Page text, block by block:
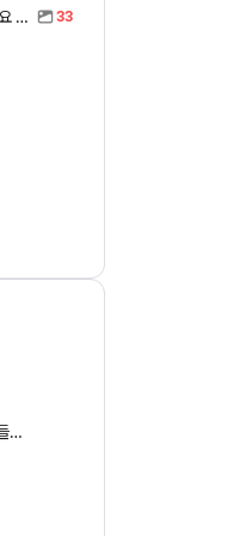
아반떼 풀체인지 가격 나왔는데 진짜 비싸네요 ㅎㅎ 33
BMW 수리비 vs 볼보 수리비 누가 더 많이 들까요 ㅎ